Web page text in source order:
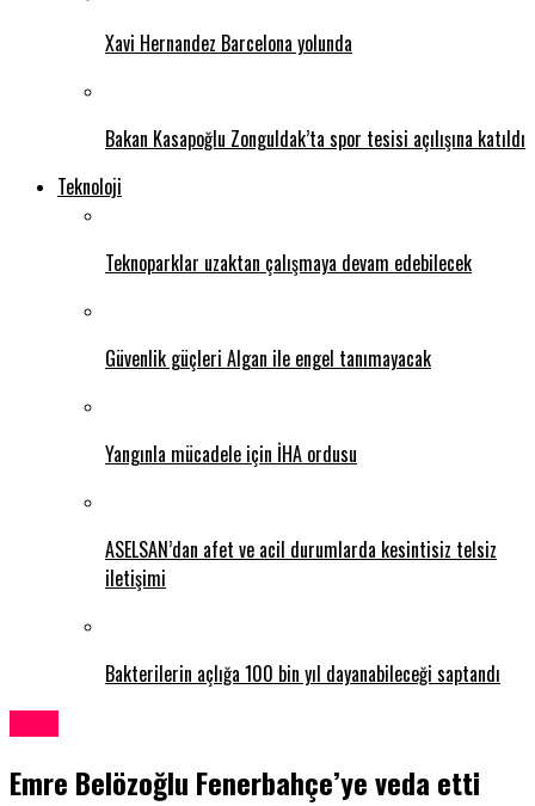
Xavi Hernandez Barcelona yolunda
Bakan Kasapoğlu Zonguldak’ta spor tesisi açılışına katıldı
Teknoloji
Teknoparklar uzaktan çalışmaya devam edebilecek
Güvenlik güçleri Algan ile engel tanımayacak
Yangınla mücadele için İHA ordusu
ASELSAN’dan afet ve acil durumlarda kesintisiz telsiz
iletişimi
Bakterilerin açlığa 100 bin yıl dayanabileceği saptandı
Emre Belözoğlu Fenerbahçe’ye veda etti